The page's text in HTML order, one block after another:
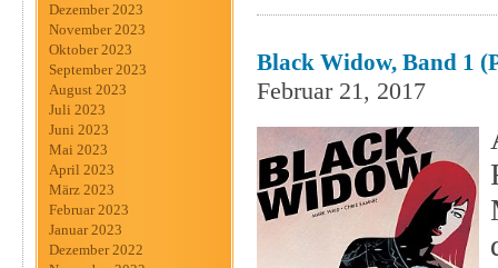
Dezember 2023
November 2023
Oktober 2023
September 2023
August 2023
Juli 2023
Juni 2023
Mai 2023
April 2023
März 2023
Februar 2023
Januar 2023
Dezember 2022
Black Widow, Band 1
Februar 21, 2017